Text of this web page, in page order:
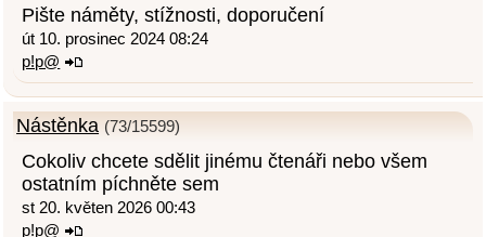
Pište náměty, stížnosti, doporučení
út 10. prosinec 2024 08:24
p!p@
Nástěnka (73/15599)
Cokoliv chcete sdělit jinému čtenáři nebo všem
ostatním píchněte sem
st 20. květen 2026 00:43
p!p@